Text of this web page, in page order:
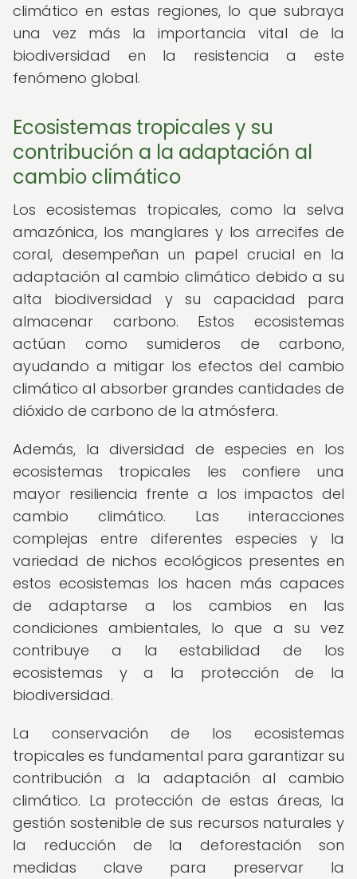
climático en estas regiones, lo que subraya
una vez más la importancia vital de la
biodiversidad en la resistencia a este
fenómeno global.
Ecosistemas tropicales y su
contribución a la adaptación al
cambio climático
Los ecosistemas tropicales, como la selva
amazónica, los manglares y los arrecifes de
coral, desempeñan un papel crucial en la
adaptación al cambio climático debido a su
alta biodiversidad y su capacidad para
almacenar carbono. Estos ecosistemas
actúan como sumideros de carbono,
ayudando a mitigar los efectos del cambio
climático al absorber grandes cantidades de
dióxido de carbono de la atmósfera.
Además, la diversidad de especies en los
ecosistemas tropicales les confiere una
mayor resiliencia frente a los impactos del
cambio climático. Las interacciones
complejas entre diferentes especies y la
variedad de nichos ecológicos presentes en
estos ecosistemas los hacen más capaces
de adaptarse a los cambios en las
condiciones ambientales, lo que a su vez
contribuye a la estabilidad de los
ecosistemas y a la protección de la
biodiversidad.
La conservación de los ecosistemas
tropicales es fundamental para garantizar su
contribución a la adaptación al cambio
climático. La protección de estas áreas, la
gestión sostenible de sus recursos naturales y
la reducción de la deforestación son
medidas clave para preservar la